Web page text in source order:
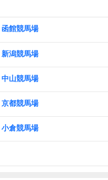
函館競馬場
新潟競馬場
中山競馬場
京都競馬場
小倉競馬場